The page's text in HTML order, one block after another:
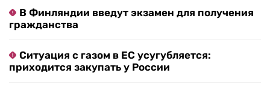
В Финляндии введут экзамен для получения
гражданства
Ситуация с газом в ЕС усугубляется:
приходится закупать у России